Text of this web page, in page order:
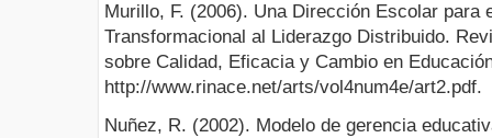
Murillo, F. (2006). Una Dirección Escolar para
Transformacional al Liderazgo Distribuido.
sobre Calidad, Eficacia y Cambio en
http://www.rinace.net/arts/vol4num4e/art2.pdf.
Nuñez, R. (2002). Modelo de gerencia